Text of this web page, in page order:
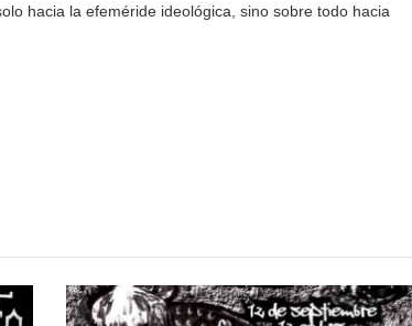
hacia la efeméride ideológica, sino sobre todo hacia